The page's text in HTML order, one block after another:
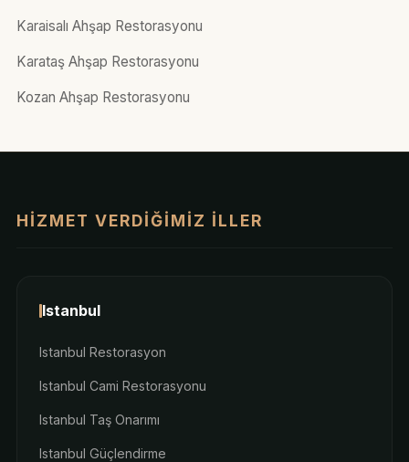
Karaisalı Ahşap Restorasyonu
Karataş Ahşap Restorasyonu
Kozan Ahşap Restorasyonu
HIZMET VERDIĞIMIZ İLLER
Istanbul
Istanbul Restorasyon
Istanbul Cami Restorasyonu
Istanbul Taş Onarımı
Istanbul Güçlendirme